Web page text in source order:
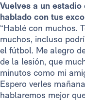
Vuelves a un
hablado con tus
“Hablé con muchos.
muchos, incluso
el fútbol. Me alegro
de la lesión, que
minutos como mi
Espero verles
hablaremos mejor